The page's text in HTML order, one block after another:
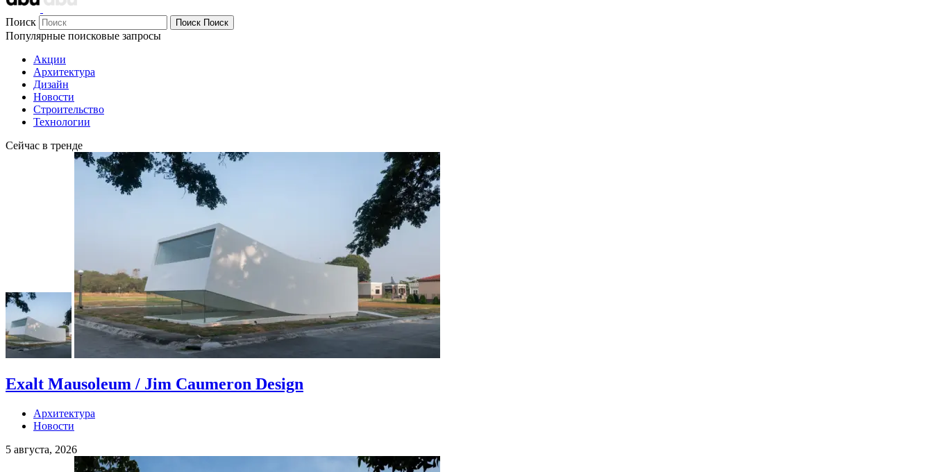
Поиск Поиск Поиск
Популярные поисковые запросы
Акции
Архитектура
Дизайн
Новости
Строительство
Технологии
Сейчас в тренде
Exalt Mausoleum / Jim Caumeron Design
Архитектура
Новости
5 августа, 2026